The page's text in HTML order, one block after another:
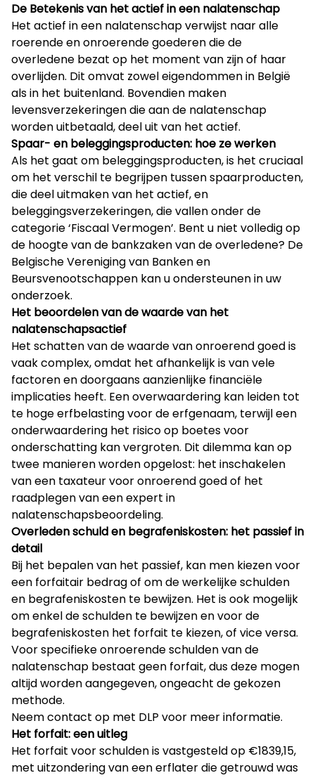
De Betekenis van het actief in een nalatenschap
Het actief in een nalatenschap verwijst naar alle
roerende en onroerende goederen die de
overledene bezat op het moment van zijn of haar
overlijden. Dit omvat zowel eigendommen in België
als in het buitenland. Bovendien maken
levensverzekeringen die aan de nalatenschap
worden uitbetaald, deel uit van het actief.
Spaar- en beleggingsproducten: hoe ze werken
Als het gaat om beleggingsproducten, is het cruciaal
om het verschil te begrijpen tussen spaarproducten,
die deel uitmaken van het actief, en
beleggingsverzekeringen, die vallen onder de
categorie ‘Fiscaal Vermogen’. Bent u niet volledig op
de hoogte van de bankzaken van de overledene? De
Belgische Vereniging van Banken en
Beursvenootschappen kan u ondersteunen in uw
onderzoek.
Het beoordelen van de waarde van het
nalatenschapsactief
Het schatten van de waarde van onroerend goed is
vaak complex, omdat het afhankelijk is van vele
factoren en doorgaans aanzienlijke financiële
implicaties heeft. Een overwaardering kan leiden tot
te hoge erfbelasting voor de erfgenaam, terwijl een
onderwaardering het risico op boetes voor
onderschatting kan vergroten. Dit dilemma kan op
twee manieren worden opgelost: het inschakelen
van een taxateur voor onroerend goed of het
raadplegen van een expert in
nalatenschapsbeoordeling.
Overleden schuld en begrafeniskosten: het passief in
detail
Bij het bepalen van het passief, kan men kiezen voor
een forfaitair bedrag of om de werkelijke schulden
en begrafeniskosten te bewijzen. Het is ook mogelijk
om enkel de schulden te bewijzen en voor de
begrafeniskosten het forfait te kiezen, of vice versa.
Voor specifieke onroerende schulden van de
nalatenschap bestaat geen forfait, dus deze mogen
altijd worden aangegeven, ongeacht de gekozen
methode.
Neem contact op met DLP voor meer informatie.
Het forfait: een uitleg
Het forfait voor schulden is vastgesteld op €1839,15,
met uitzondering van een erflater die getrouwd was